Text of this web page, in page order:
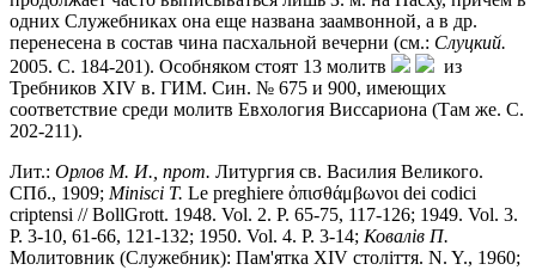
одних Служебниках она еще названа заамвонной, а в др.
перенесена в состав чина пасхальной вечерни (см.: Слуцкий.
2005. С. 184-201). Особняком стоят 13 молитв
из
Требников XIV в. ГИМ. Син. № 675 и 900, имеющих
соответствие среди молитв Евхология Виссариона (Там же. С.
202-211).
Лит.: Орлов М. И., прот. Литургия св. Василия Великого.
СПб., 1909; Minisci T. Le preghiere ὀπισθάμβωνοι dei codici
criptensi // BollGrott. 1948. Vol. 2. P. 65-75, 117-126; 1949. Vol. 3.
P. 3-10, 61-66, 121-132; 1950. Vol. 4. P. 3-14; Ковалiв П.
Молитовник (Служебник): Пам'ятка XIV столiття. N. Y., 1960;